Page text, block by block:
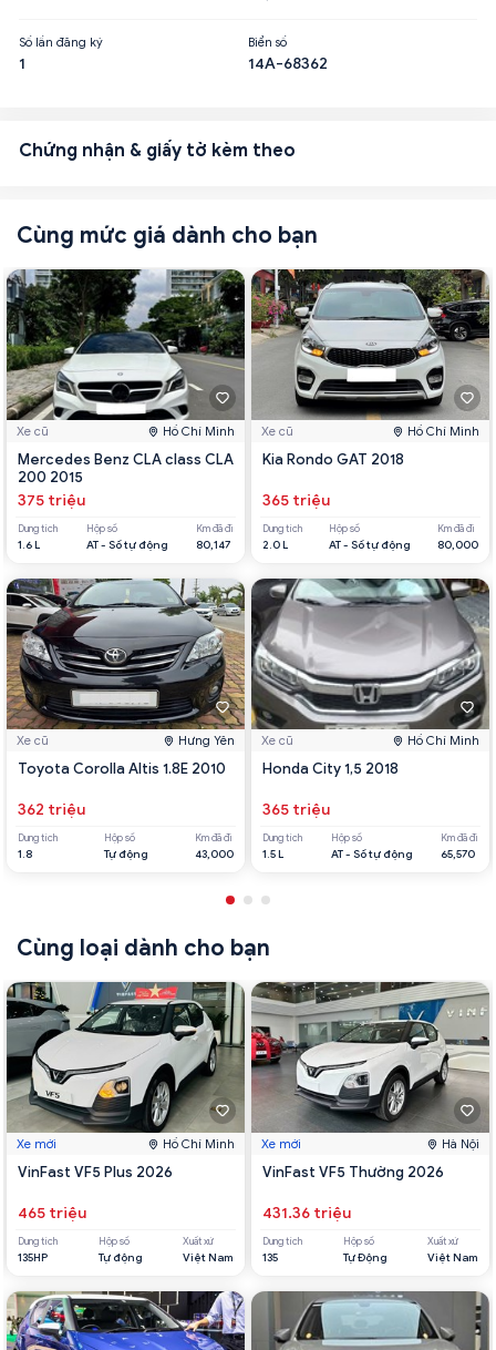
Số lần đăng ký
1
Biển số
14A-68362
Chứng nhận & giấy tờ kèm theo
Cùng mức giá dành cho bạn
Xe cũ Hồ Chí Minh
Mercedes Benz CLA class CLA
200 2015
375 triệu
Dung tích
1.6 L
Hộp số
AT - Số tự động
Km đã đi
80,147
Xe cũ Hưng Yên
Toyota Corolla Altis 1.8E 2010
362 triệu
Dung tích
1.8
Hộp số
Tự động
Km đã đi
43,000
Xe cũ Hồ Chí Minh
Kia Rondo GAT 2018
365 triệu
Dung tích
2.0 L
Hộp số
AT - Số tự động
Km đã đi
80,000
Xe cũ Hồ Chí Minh
Honda City 1,5 2018
365 triệu
Dung tích
1.5 L
Hộp số
AT - Số tự động
Km đã đi
65,570
Cùng loại dành cho bạn
Xe mới Hồ Chí Minh
VinFast VF5 Plus 2026
465 triệu
Dung tích
135HP
Hộp số
Tự động
Xuất xứ
Việt Nam
Xe mới Hà Nội
VinFast VF5 Thường 2026
431.36 triệu
Dung tích
135
Hộp số
Tự Động
Xuất xứ
Việt Nam